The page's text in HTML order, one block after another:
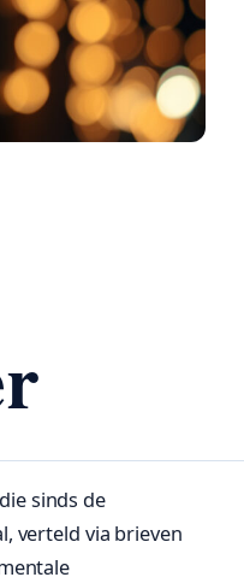
sinds de
verteld via brieven